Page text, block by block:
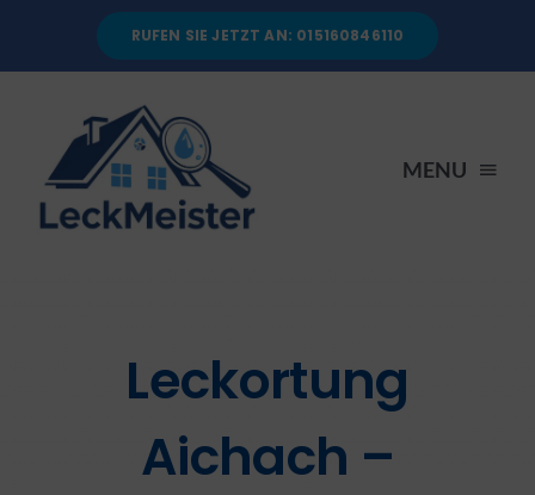
RUFEN SIE JETZT AN: 015160846110
MENU
Leckortung
Aichach –